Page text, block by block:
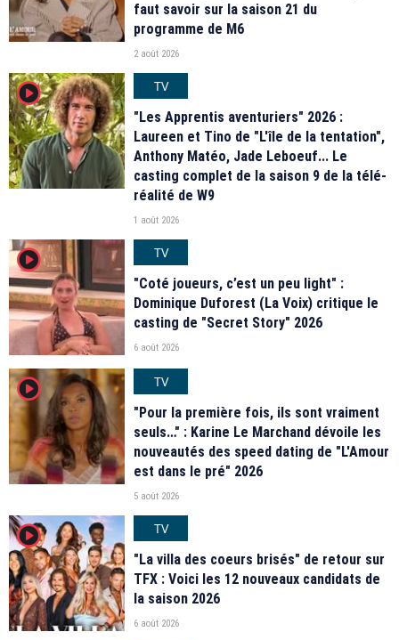
faut savoir sur la saison 21 du
programme de M6
2 août 2026
player2
TV
"Les Apprentis aventuriers" 2026 :
Laureen et Tino de "L'île de la tentation",
Anthony Matéo, Jade Leboeuf... Le
casting complet de la saison 9 de la télé-
réalité de W9
1 août 2026
player2
TV
"Coté joueurs, c’est un peu light" :
Dominique Duforest (La Voix) critique le
casting de "Secret Story" 2026
6 août 2026
player2
TV
"Pour la première fois, ils sont vraiment
seuls…" : Karine Le Marchand dévoile les
nouveautés des speed dating de "L'Amour
est dans le pré" 2026
5 août 2026
player2
TV
"La villa des coeurs brisés" de retour sur
TFX : Voici les 12 nouveaux candidats de
la saison 2026
6 août 2026